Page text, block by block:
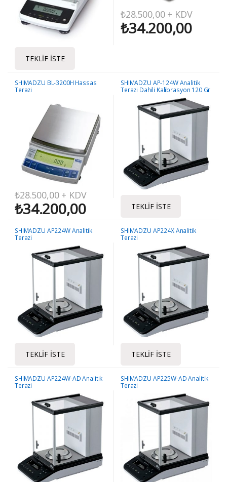
TEKLIF İSTE
₺28.500,00+ KDV
₺34.200,00
SHIMADZU BL-3200H Hassas
Terazi
₺28.500,00+ KDV
₺34.200,00
SHIMADZU AP-124W Analitik
Terazi Dahili Kalibrasyon 120 Gr
TEKLIF İSTE
SHIMADZU AP224W Analitik
Terazi
TEKLIF İSTE
SHIMADZU AP224X Analitik
Terazi
TEKLIF İSTE
SHIMADZU AP224W-AD Analitik
Terazi
SHIMADZU AP225W-AD Analitik
Terazi